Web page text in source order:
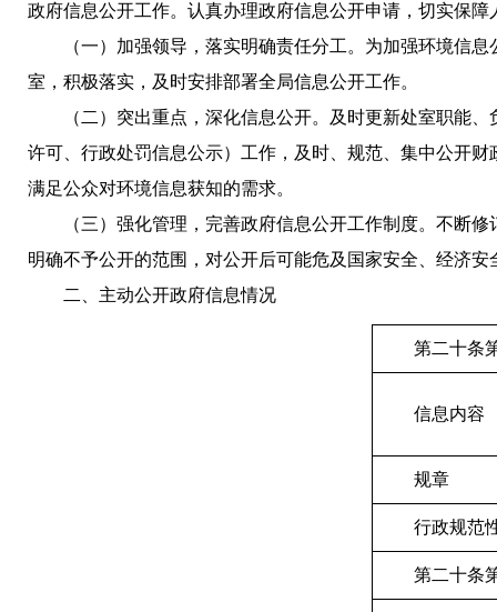
政府信息公开工作。认真办理政府信息公开申请，切实保
（一）加强领导，落实明确责任分工。为加强环境信
室，积极落实，及时安排部署全局信息公开工作。
（二）突出重点，深化信息公开。及时更新处室职能
许可、行政处罚信息公示）工作，及时、规范、集中公开
满足公众对环境信息获知的需求。
（三）强化管理，完善政府信息公开工作制度。不断
明确不予公开的范围，对公开后可能危及国家安全、经济
二、主动公开政府信息情况
第二十条
信息内容
规章
行政规范
第二十条